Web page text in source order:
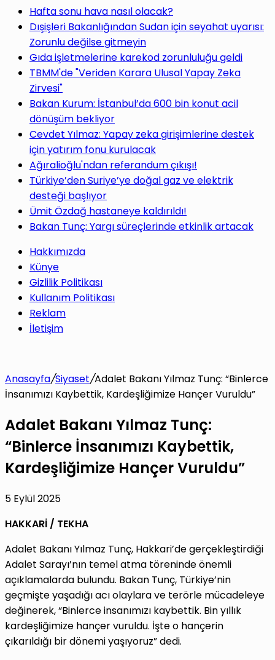
yap
...
Hafta sonu hava nasıl olacak?
Dışişleri Bakanlığından Sudan için seyahat uyarısı:
Zorunlu değilse gitmeyin
Gıda işletmelerine karekod zorunluluğu geldi
TBMM'de "Veriden Karara Ulusal Yapay Zeka
Zirvesi"
Bakan Kurum: İstanbul’da 600 bin konut acil
dönüşüm bekliyor
Cevdet Yılmaz: Yapay zeka girişimlerine destek
için yatırım fonu kurulacak
Ağıralioğlu'ndan referandum çıkışı!
Türkiye’den Suriye’ye doğal gaz ve elektrik
desteği başlıyor
Ümit Özdağ hastaneye kaldırıldı!
Bakan Tunç: Yargı süreçlerinde etkinlik artacak
Hakkımızda
Künye
Gizlilik Politikası
Kullanım Politikası
Reklam
İletişim
Anasayfa/Siyaset/Adalet Bakanı Yılmaz Tunç: “Binlerce
İnsanımızı Kaybettik, Kardeşliğimize Hançer Vuruldu”
Adalet Bakanı Yılmaz Tunç:
“Binlerce İnsanımızı Kaybettik,
Kardeşliğimize Hançer Vuruldu”
5 Eylül 2025
HAKKARİ / TEKHA
Adalet Bakanı Yılmaz Tunç, Hakkari’de gerçekleştirdiği
Adalet Sarayı’nın temel atma töreninde önemli
açıklamalarda bulundu. Bakan Tunç, Türkiye’nin
geçmişte yaşadığı acı olaylara ve terörle mücadeleye
değinerek, “Binlerce insanımızı kaybettik. Bin yıllık
kardeşliğimize hançer vuruldu. İşte o hançerin
çıkarıldığı bir dönemi yaşıyoruz” dedi.